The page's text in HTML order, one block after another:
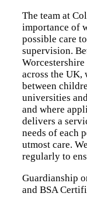
The team at
importance of
possible care
supervision.
across the UK,
between
universities
and where
delivers a
needs of each
utmost care.
regularly to
Guardianship
and BSA